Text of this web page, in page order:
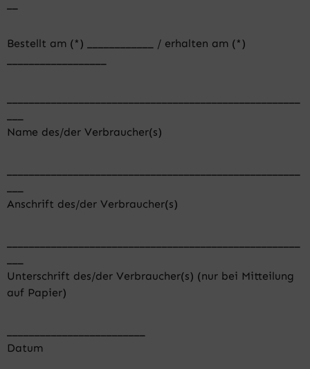
Bestellt am (*) ____________ / erhalten am (*)
Name des/der Verbraucher(s)
Anschrift des/der Verbraucher(s)
Unterschrift des/der Verbraucher(s) (nur bei Mitteilung
auf Papier)
Datum